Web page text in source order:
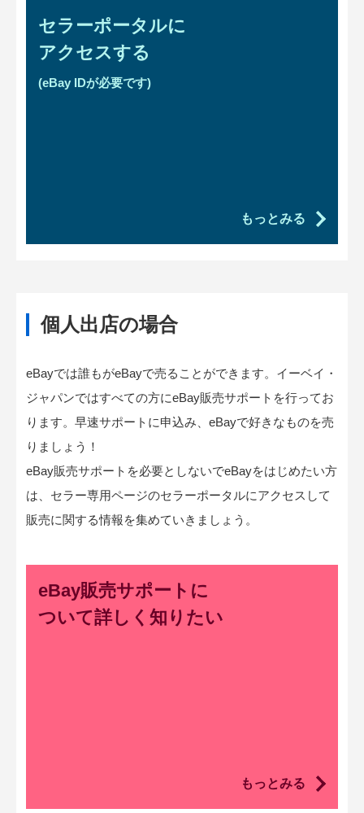
セラーポータルに
アクセスする
(eBay IDが必要です)
もっとみる
個人出店の場合
eBayでは誰もがeBayで売ることができます。イーベイ・
ジャパンではすべての方にeBay販売サポートを行ってお
ります。早速サポートに申込み、eBayで好きなものを売
りましょう！
eBay販売サポートを必要としないでeBayをはじめたい方
は、セラー専用ページのセラーポータルにアクセスして
販売に関する情報を集めていきましょう。
eBay販売サポートに
ついて詳しく知りたい
もっとみる